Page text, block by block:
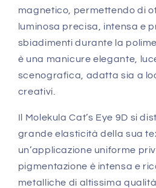
magnetico, permettendo di
luminosa precisa, intensa e
sbiadimenti durante la
è una manicure elegante,
scenografica, adatta sia a
creativi.
Il Molekula Cat’s Eye 9D si
grande elasticità della sua
un’applicazione uniforme
pigmentazione è intensa e
metalliche di altissima